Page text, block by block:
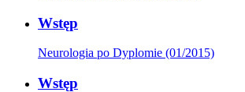
Wstęp
Neurologia po Dyplomie (01/2015)
Wstęp